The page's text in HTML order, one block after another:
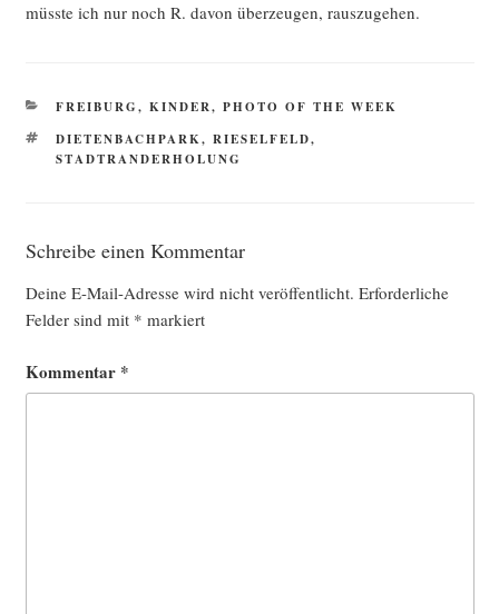
müss­te ich nur noch R. davon über­zeu­gen, rauszugehen.
KATEGORIEN
FREIBURG, KINDER, PHOTO OF THE WEEK
SCHLAGWÖRTER
DIETENBACHPARK, RIESELFELD,
STADTRANDERHOLUNG
Schreibe einen Kommentar
Deine E-Mail-Adresse wird nicht veröffentlicht. Erforderliche
Felder sind mit * markiert
Kommentar *